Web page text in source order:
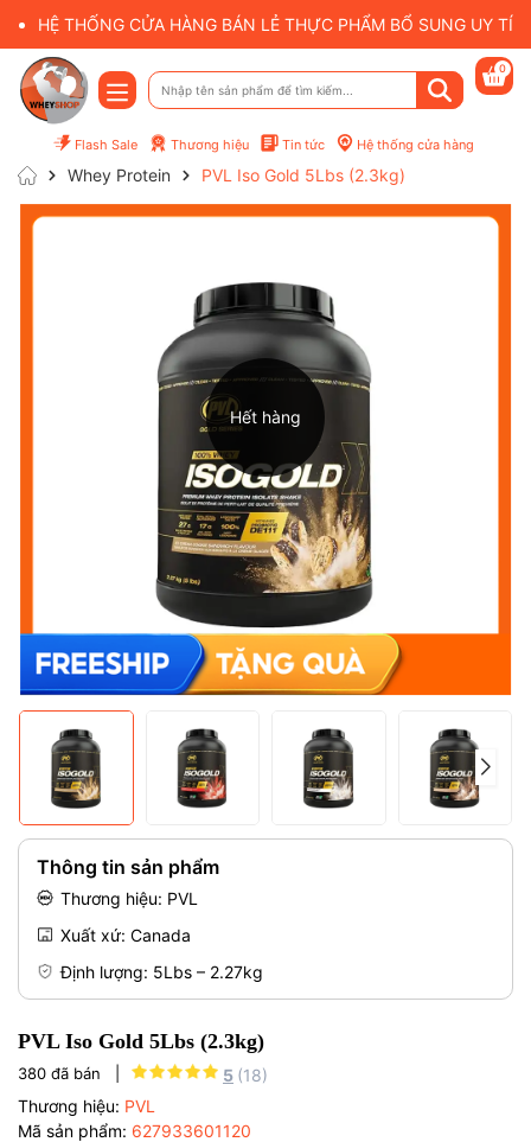
HỆ THỐNG CỬA HÀNG BÁN LẺ THỰC PHẨM BỔ SUNG UY
Flash Sale Thương hiệu Tin tức Hệ thống cửa hàng
0
Whey Protein PVL Iso Gold 5Lbs (2.3kg)
Hết hàng
Thông tin sản phẩm
Thương hiệu: PVL
Xuất xứ: Canada
Định lượng: 5Lbs – 2.27kg
PVL Iso Gold 5Lbs (2.3kg)
380 đã bán | 5 (18)
Thương hiệu: PVL
Mã sản phẩm: 627933601120
Mã giảm giá:
Điều kiện: